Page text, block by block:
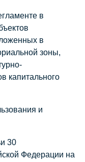
в
в
зоны,
капитального
и
30
Федерации на